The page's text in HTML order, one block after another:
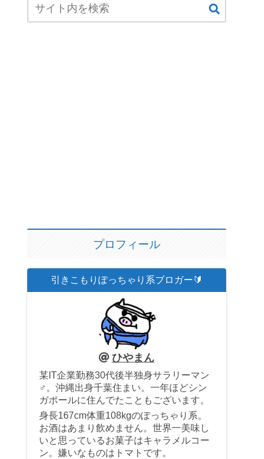
プロフィール
引きこもりぽっちゃり系ブロガー🔰
ひやまん
某IT企業勤務30代後半独身サラリーマン
♂。沖縄出身千葉住まい。一年ほどシン
ガポールに住んでたこともございます。
身長167cm体重108kgのぽっちゃり系。
お酒はあまり飲めません。世界一美味し
いと思っているお菓子はキャラメルコー
ン。嫌いなものはトマトです。